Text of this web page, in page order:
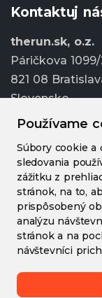
Používame
Súbory cookie a
sledovania
zážitku z
stránok, na to,
prispôsobený
analýzu
stránok a na
návštevníci
Kontaktuj
therun.sk, o.z.
Páričkova
821 08
Slovensko
info@therun.sk
+421 907 807
Upraviť cookies